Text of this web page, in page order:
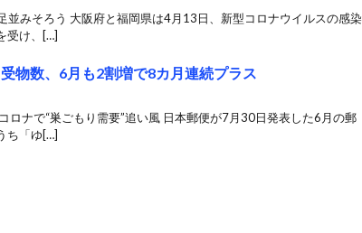
みそろう 大阪府と福岡県は4月13日、新型コロナウイルスの感染
受け、[…]
物数、6月も2割増で8カ月連続プラス
ロナで“巣ごもり需要”追い風 日本郵便が7月30日発表した6月の郵
ち「ゆ[…]